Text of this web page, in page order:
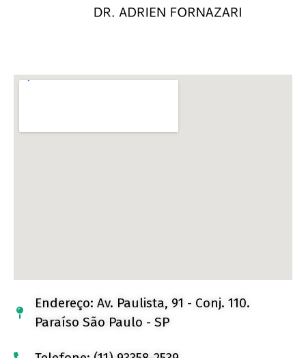
Endereço: Av. Paulista, 91 - Conj. 110.
Paraíso São Paulo - SP